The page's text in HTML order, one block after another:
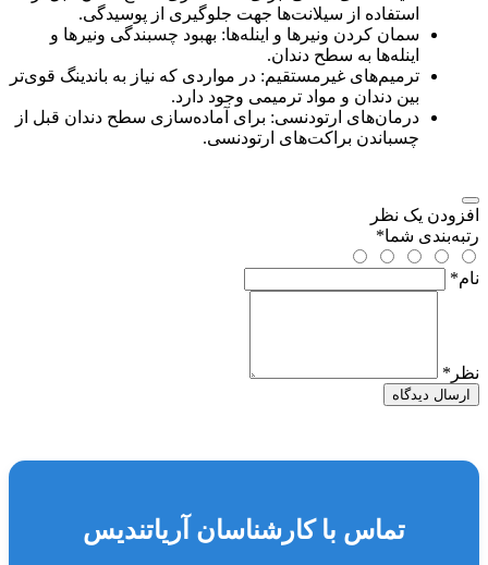
استفاده از سیلانت‌ها جهت جلوگیری از پوسیدگی.
سمان کردن ونیرها و اینله‌ها: بهبود چسبندگی ونیرها و
اینله‌ها به سطح دندان.
ترمیم‌های غیرمستقیم: در مواردی که نیاز به باندینگ قوی‌تر
بین دندان و مواد ترمیمی وجود دارد.
درمان‌های ارتودنسی: برای آماده‌سازی سطح دندان قبل از
چسباندن براکت‌های ارتودنسی.
افزودن یک نظر
رتبه‌بندی شما*
نام*
نظر *
ارسال دیدگاه
تماس با کارشناسان آریاتندیس